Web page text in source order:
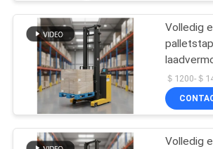
VERZOEK
OM EEN
CITAAT
SITEMAP
Volledig
en een
meter
Volledig